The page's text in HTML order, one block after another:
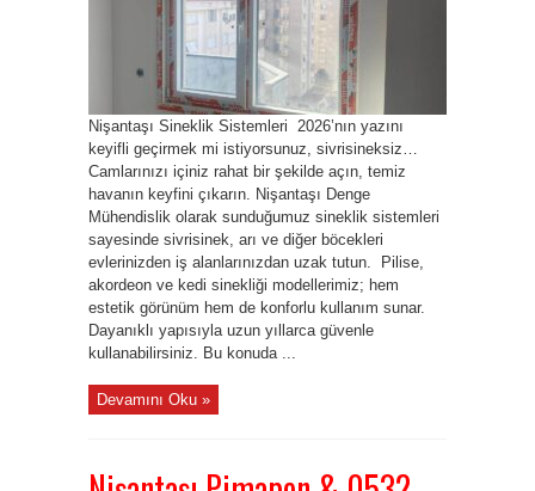
Nişantaşı Sineklik Sistemleri 2026’nın yazını
keyifli geçirmek mi istiyorsunuz, sivrisineksiz…
Camlarınızı içiniz rahat bir şekilde açın, temiz
havanın keyfini çıkarın. Nişantaşı Denge
Mühendislik olarak sunduğumuz sineklik sistemleri
sayesinde sivrisinek, arı ve diğer böcekleri
evlerinizden iş alanlarınızdan uzak tutun. Pilise,
akordeon ve kedi sinekliği modellerimiz; hem
estetik görünüm hem de konforlu kullanım sunar.
Dayanıklı yapısıyla uzun yıllarca güvenle
kullanabilirsiniz. Bu konuda ...
Devamını Oku »